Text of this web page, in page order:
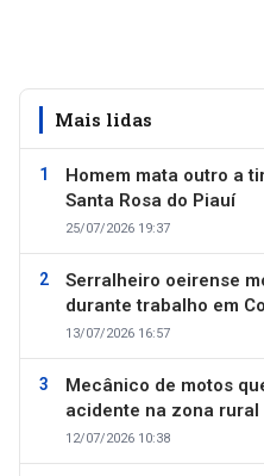
Mais lidas
Homem mata outro a
Santa Rosa do Piauí
25/07/2026 19:37
Serralheiro oeirense
durante trabalho em
13/07/2026 16:57
Mecânico de motos
acidente na zona rural
12/07/2026 10:38